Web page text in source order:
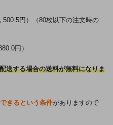
円）（80枚以下の注文時の
円）
送する場合の送料が無料になりま
きるという条件がありますので